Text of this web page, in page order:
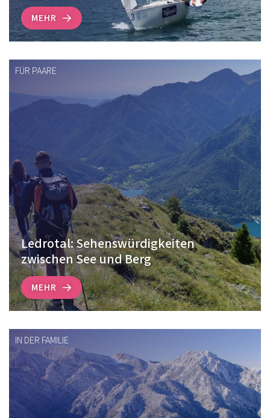
MEHR
FÜR PAARE
Ledrotal: Sehenswürdigkeiten
zwischen See und Berg
MEHR
IN DER FAMILIE